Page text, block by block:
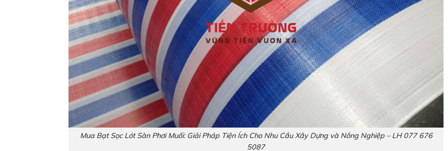
Mua Bạt Sọc Lót Sàn Phơi Muối: Giải Pháp Tiện Ích Cho Nhu Cầu Xây Dựng và Nông Nghiệp – LH 077 676
5087